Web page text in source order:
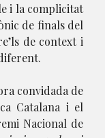
i la complicitat
de finals del
de context i
convidada de
Catalana i el
Nacional de